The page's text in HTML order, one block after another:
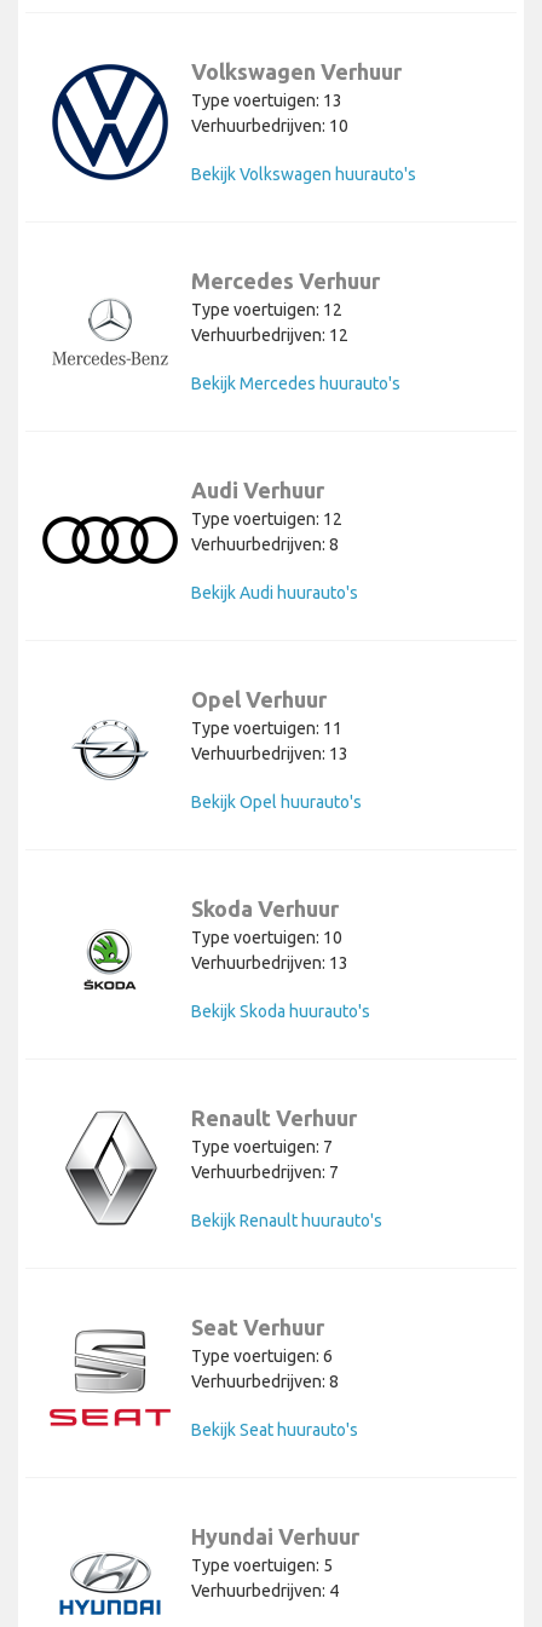
Volkswagen Verhuur
Type voertuigen: 13
Verhuurbedrijven: 10
Bekijk Volkswagen huurauto's
Mercedes Verhuur
Type voertuigen: 12
Verhuurbedrijven: 12
Bekijk Mercedes huurauto's
Audi Verhuur
Type voertuigen: 12
Verhuurbedrijven: 8
Bekijk Audi huurauto's
Opel Verhuur
Type voertuigen: 11
Verhuurbedrijven: 13
Bekijk Opel huurauto's
Skoda Verhuur
Type voertuigen: 10
Verhuurbedrijven: 13
Bekijk Skoda huurauto's
Renault Verhuur
Type voertuigen: 7
Verhuurbedrijven: 7
Bekijk Renault huurauto's
Seat Verhuur
Type voertuigen: 6
Verhuurbedrijven: 8
Bekijk Seat huurauto's
Hyundai Verhuur
Type voertuigen: 5
Verhuurbedrijven: 4